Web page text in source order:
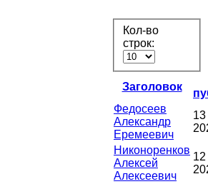
Кол-во
строк:
Заголовок
Федосеев
Александр
Еремеевич
13
Никоноренков
Алексей
Алексеевич
12